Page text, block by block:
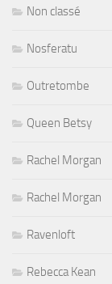
Non classé
Nosferatu
Outretombe
Queen Betsy
Rachel Morgan
Rachel Morgan
Ravenloft
Rebecca Kean